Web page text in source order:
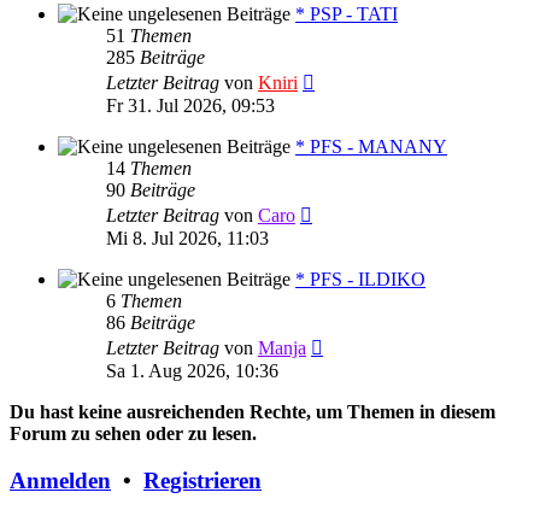
* PSP - TATI
51 Themen
285 Beiträge
Letzter Beitrag von Kniri
Fr 31. Jul 2026, 09:53
* PFS - MANANY
14 Themen
90 Beiträge
Letzter Beitrag von Caro
Mi 8. Jul 2026, 11:03
* PFS - ILDIKO
6 Themen
86 Beiträge
Letzter Beitrag von Manja
Sa 1. Aug 2026, 10:36
Du hast keine ausreichenden Rechte, um Themen in diesem
Forum zu sehen oder zu lesen.
Anmelden • Registrieren